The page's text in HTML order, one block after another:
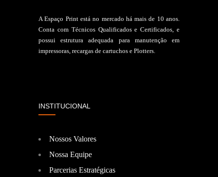
A Espaço Print está no mercado há mais de 10 anos.
Conta com Técnicos Qualificados e Certificados, e
possui estrutura adequada para manutenção em
impressoras, recargas de cartuchos e Plotters.
INSTITUCIONAL
Nossos Valores
Nossa Equipe
Parcerias Estratégicas